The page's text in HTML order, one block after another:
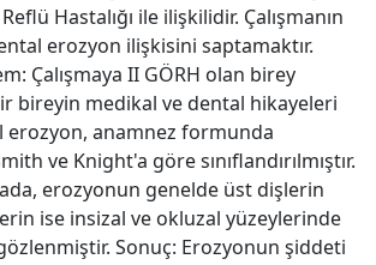
Hastalığı ile ilişkilidir. Çalışmanın
erozyon ilişkisini saptamaktır.
Çalışmaya II GÖRH olan birey
bireyin medikal ve dental hikayeleri
erozyon, anamnez formunda
ve Knight'a göre sınıflandırılmıştır.
erozyonun genelde üst dişlerin
ise insizal ve okluzal yüzeylerinde
Sonuç: Erozyonun şiddeti